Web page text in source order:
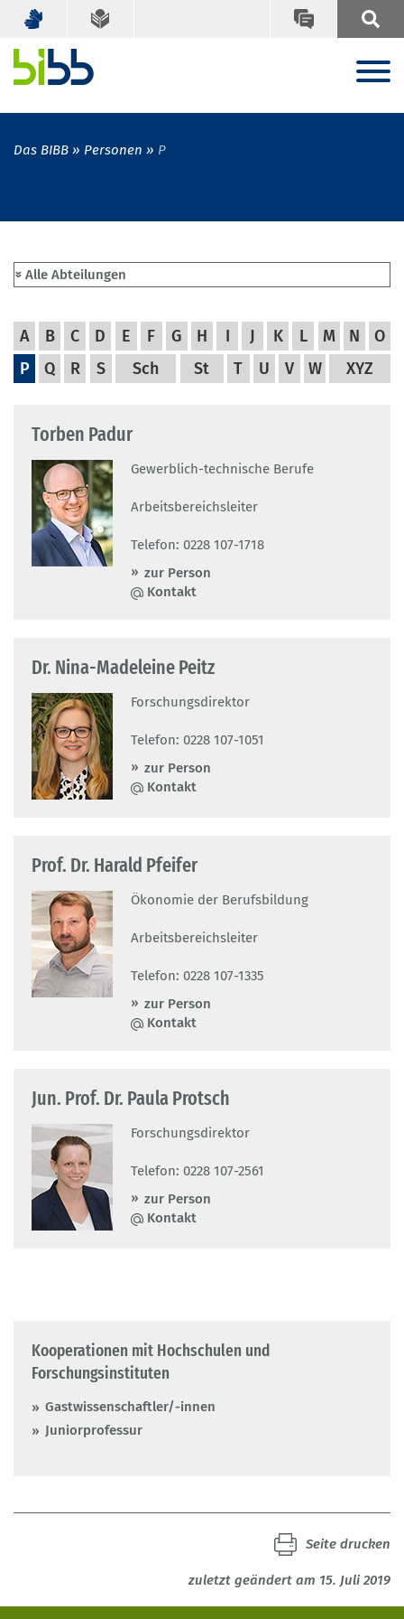
Das BIBB Personen P
A B C D E F G H I J K L M N
O
P
Q R S Sch St T U V W XYZ
Torben Padur
Gewerblich-technische Berufe
Arbeitsbereichsleiter
Telefon: 0228 107-1718
zur Person
Kontakt
Dr. Nina-Madeleine Peitz
Forschungsdirektor
Telefon: 0228 107-1051
zur Person
Kontakt
Prof. Dr. Harald Pfeifer
Ökonomie der Berufsbildung
Arbeitsbereichsleiter
Telefon: 0228 107-1335
zur Person
Kontakt
Jun. Prof. Dr. Paula Protsch
Forschungsdirektor
Telefon: 0228 107-2561
zur Person
Kontakt
Kooperationen mit Hochschulen und
Forschungsinstituten
Gastwissenschaftler/-innen
Juniorprofessur
zuletzt geändert am 15. Juli 2019
Seite drucken